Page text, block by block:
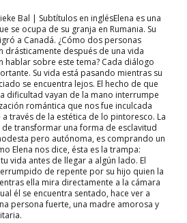
Bal | Subtítulos en inglésElena es una
se ocupa de su granja en Rumania. Su
a Canadá. ¿Cómo dos personas
drásticamente después de una vida
hablar sobre este tema? Cada diálogo
Su vida está pasando mientras su
se encuentra lejos. El hecho de que
dificultad vayan de la mano interrumpe
romántica que nos fue inculcada
través de la estética de lo pintoresco. La
de transformar una forma de esclavitud
pero autónoma, es comprando un
Elena nos dice, ésta es la trampa:
vida antes de llegar a algún lado. El
de repente por su hijo quien la
ella mira directamente a la cámara
él se encuentra sentado, hace ver a
persona fuerte, una madre amorosa y